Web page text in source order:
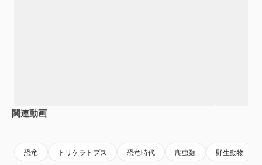
関連動画
恐竜 トリケラトプス 恐竜時代 爬虫類 野生動物